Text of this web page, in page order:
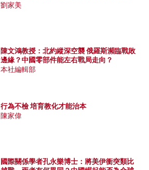
劉家美
陳文鴻教授：北約縱深空襲 俄羅斯瀕臨戰敗
邊緣？中國零部件能左右戰局走向？
本社編輯部
行為不檢 培育教化才能治本
陳家偉
國際關係學者孔永樂博士：將美伊衝突類比